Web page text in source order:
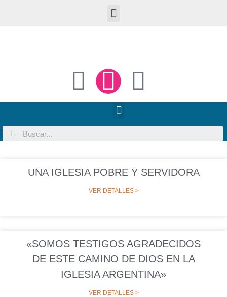
UNA IGLESIA POBRE Y SERVIDORA
VER DETALLES >
«SOMOS TESTIGOS AGRADECIDOS
DE ESTE CAMINO DE DIOS EN LA
IGLESIA ARGENTINA»
VER DETALLES >